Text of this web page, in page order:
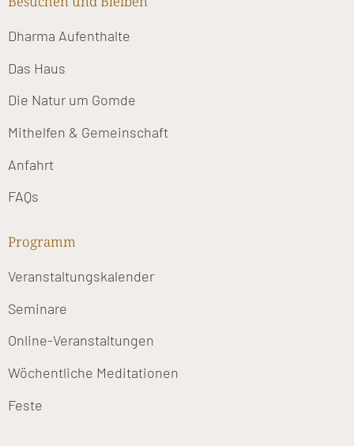
Dharma Aufenthalte
Das Haus
Die Natur um Gomde
Mithelfen & Gemeinschaft
Anfahrt
FAQs
Programm
Veranstaltungskalender
Seminare
Online-Veranstaltungen
Wöchentliche Meditationen
Feste